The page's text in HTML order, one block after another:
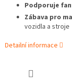
Podporuje
Zábava pro
vozidla a stroje
Detailní informace